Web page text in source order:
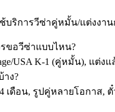
ริการวีซ่าคู่หมั้น/แต่งงาน
ขอวีซ่าแบบไหน?
USA K-1 (คู่หมั้น), แต่ง
าง?
เดือน, รูปคู่หลายโอกาส,